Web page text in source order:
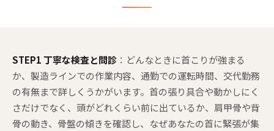
STEP1 丁寧な検査と問診 ：どんなときに首こりが強まる
か、製造ラインでの作業内容、通勤での運転時間、交代勤務
の有無まで詳しくうかがいます。首の張り具合や動かしにく
さだけでなく、頭がどれくらい前に出ているか、肩甲骨や背
骨の動き、骨盤の傾きを確認し、なぜあなたの首に緊張が集